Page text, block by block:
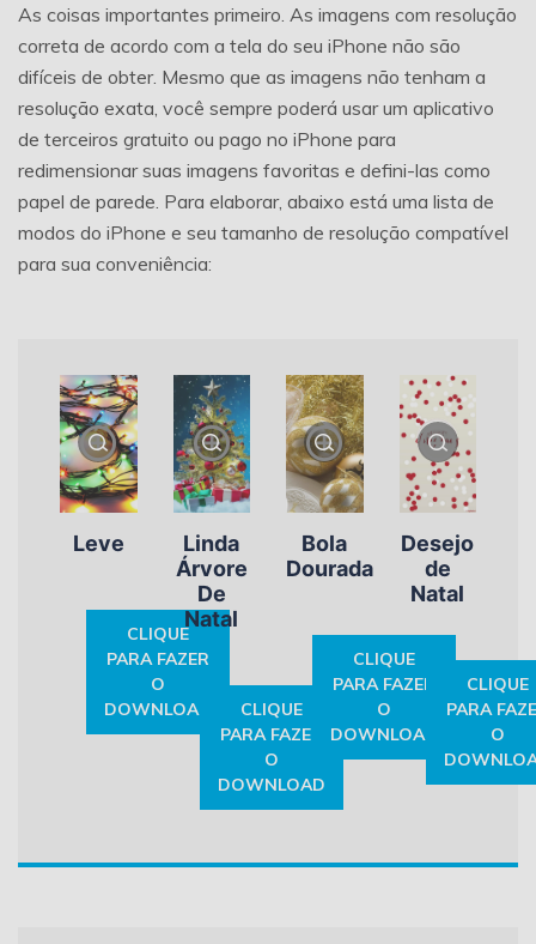
As coisas importantes primeiro. As imagens com resolução
correta de acordo com a tela do seu iPhone não são
difíceis de obter. Mesmo que as imagens não tenham a
resolução exata, você sempre poderá usar um aplicativo
de terceiros gratuito ou pago no iPhone para
redimensionar suas imagens favoritas e defini-las como
papel de parede. Para elaborar, abaixo está uma lista de
modos do iPhone e seu tamanho de resolução compatível
para sua conveniência:
Leve
CLIQUE
PARA FAZER
O
DOWNLOAD
Linda
Árvore
De
Natal
CLIQUE
PARA FAZER
O
DOWNLOAD
Bola
Dourada
CLIQUE
PARA FAZER
O
DOWNLOAD
Desejo
de
Natal
CLIQUE
PARA
O